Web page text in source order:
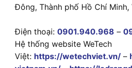
Đông, Thành phố Hồ Chí Minh,
Điện thoại: 0901.940.968 –
Hệ thống website WeTech
Việt: https://wetechviet.vn/ –